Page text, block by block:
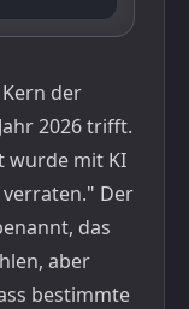
der
2026 trifft.
wurde mit KI
verraten." Der
das
aber
bestimmte